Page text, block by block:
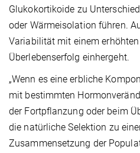
Glukokortikoide zu
oder Wärmeisolation führen.
Variabilität mit einem
Überlebenserfolg einhergeht.
„Wenn es eine erbliche
mit bestimmten
der Fortpflanzung oder beim
die natürliche Selektion zu
Zusammensetzung der